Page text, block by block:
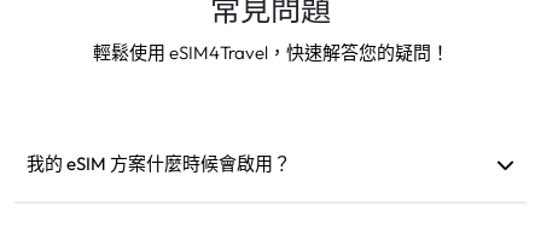
常見問題
輕鬆使用 eSIM4Travel，快速解答您的疑問！
我的 eSIM 方案什麼時候會啟用？